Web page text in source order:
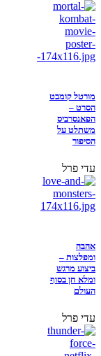
מורטל קומבט
הסרט –
הפאנסרביס
משתלט על
הסיפור
עדי פרל
אהבה
ומפלצות –
ביצוע מרגש
ומלא חן בסוף
העולם
עדי פרל